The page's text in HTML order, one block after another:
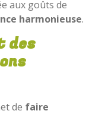
aux goûts de
harmonieuse.
des
de faire